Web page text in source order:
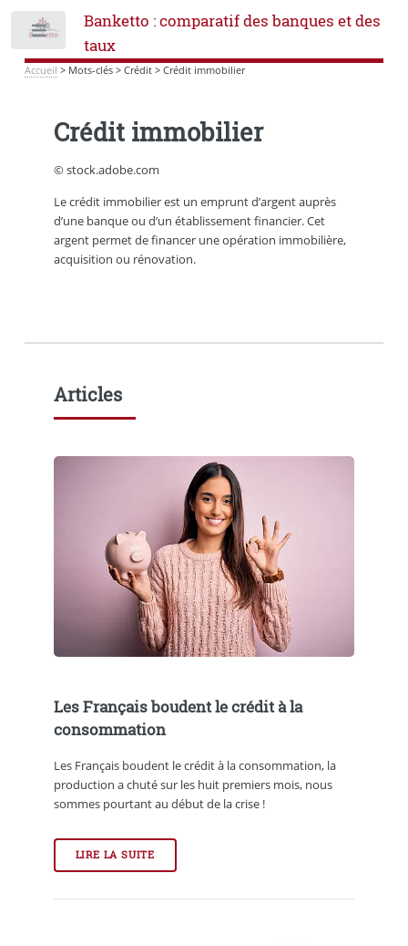
Banketto : comparatif des banques et des
taux
Accueil > Mots-clés> Crédit> Crédit immobilier
Crédit immobilier
© stock.adobe.com
Le crédit immobilier est un emprunt d’argent auprès
d’une banque ou d’un établissement financier. Cet
argent permet de financer une opération immobilière,
acquisition ou rénovation.
Articles
Les Français boudent le crédit à la
consommation
Les Français boudent le crédit à la consommation, la
production a chuté sur les huit premiers mois, nous
sommes pourtant au début de la crise !
LIRE LA SUITE